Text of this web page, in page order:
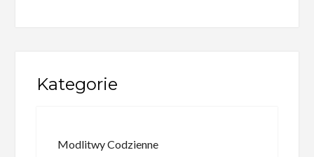
Kategorie
Modlitwy Codzienne